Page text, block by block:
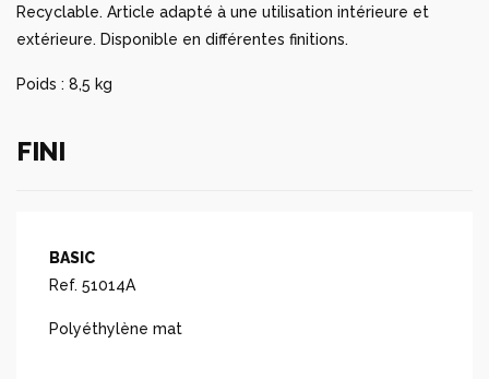
Recyclable. Article adapté à une utilisation intérieure et
extérieure. Disponible en différentes finitions.
Poids : 8,5 kg
FINI
BASIC
Ref. 51014A
Polyéthylène mat